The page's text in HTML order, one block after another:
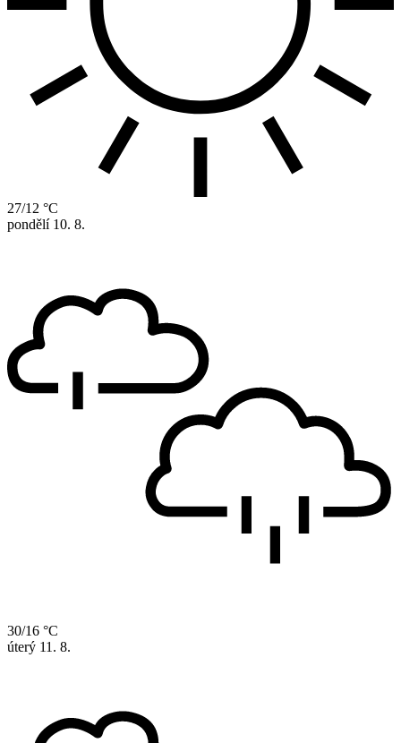
27/12 °C
pondělí 10. 8.
30/16 °C
úterý 11. 8.